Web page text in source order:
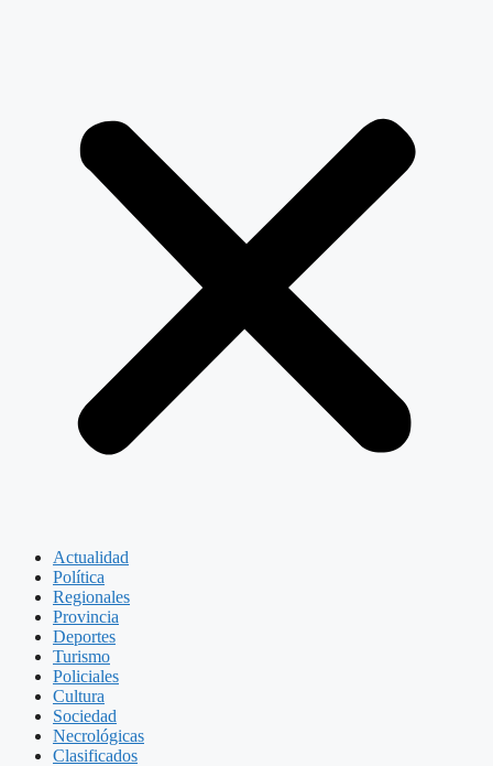
Actualidad
Política
Regionales
Provincia
Deportes
Turismo
Policiales
Cultura
Sociedad
Necrológicas
Clasificados